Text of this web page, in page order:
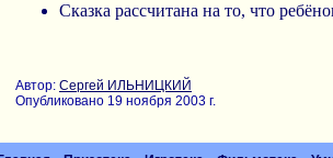
Сказка рассчитана на то, что
Автор: Сергей ИЛЬНИЦКИЙ
Опубликовано 19 ноября 2003 г.